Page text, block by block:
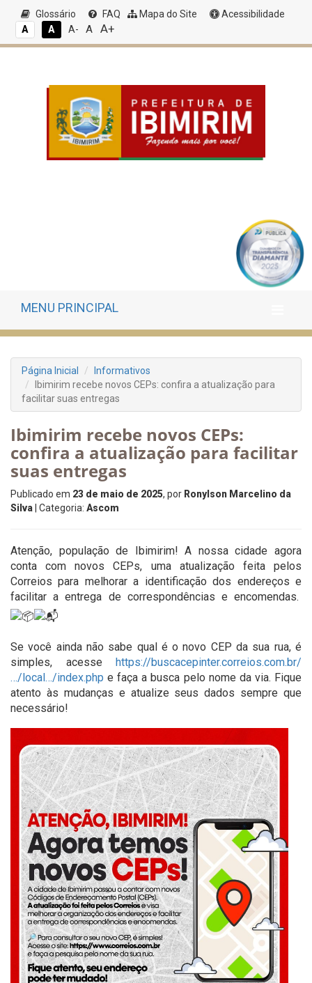
Glossário FAQ Mapa do Site
Acessibilidade
A
A A- A A+
MENU PRINCIPAL
Página Inicial
Informativos
Ibimirim recebe novos CEPs: confira a atualização para
facilitar suas entregas
Ibimirim recebe novos CEPs:
confira a atualização para facilitar
suas entregas
Publicado em 23 de maio de 2025, por Ronylson Marcelino da
Silva | Categoria: Ascom
Atenção, população de Ibimirim! A nossa cidade agora
conta com novos CEPs, uma atualização feita pelos
Correios para melhorar a identificação dos endereços e
facilitar a entrega de correspondências e encomendas.
Se você ainda não sabe qual é o novo CEP da sua rua, é
simples, acesse
https://buscacepinter.correios.com.br/
…/local…/index.php e faça a busca pelo nome da via. Fique
atento às mudanças e atualize seus dados sempre que
necessário!